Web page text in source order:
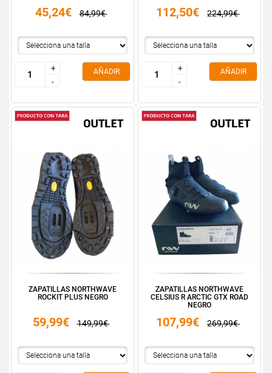
45,24€ 84,99€
+
-
+
-
AÑADIR
112,50€ 224,99€
+
-
+
-
AÑADIR
ZAPATILLAS NORTHWAVE
ROCKIT PLUS NEGRO
59,99€ 149,99€
ZAPATILLAS NORTHWAVE
CELSIUS R ARCTIC GTX ROAD
NEGRO
107,99€ 269,99€